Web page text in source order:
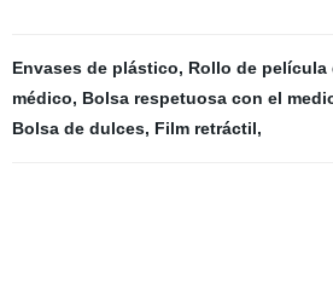
Envases de plástico, Rollo de película
médico, Bolsa respetuosa con el
Bolsa de dulces, Film retráctil,